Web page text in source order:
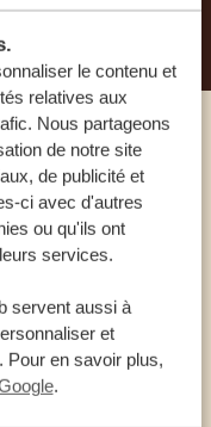
le contenu et
relatives aux
Nous partageons
de notre site
de publicité et
ci avec d'autres
ou qu'ils ont
services.
servent aussi à
et
Pour en savoir plus,
.
POUR VOUS
00 88